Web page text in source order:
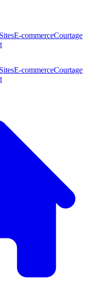
E-commerceCourtage
E-commerceCourtage